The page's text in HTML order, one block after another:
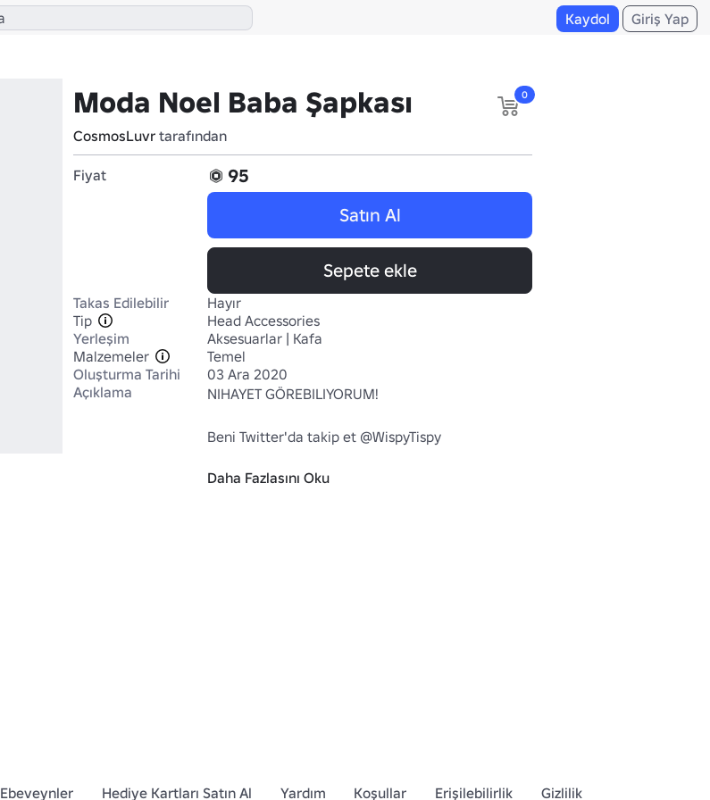
Kaydol Giriş Yap
Moda Noel Baba Şapkası
CosmosLuvr tarafından
0
Fiyat
95
Satın Al
Sepete ekle
Takas Edilebilir
Hayır
Tip
Head Accessories
Yerleşim
Aksesuarlar | Kafa
Malzemeler
Temel
Oluşturma Tarihi
03 Ara 2020
Açıklama
NIHAYET GÖREBILIYORUM!
Beni Twitter'da takip et @WispyTispy
Daha Fazlasını Oku
Ebeveynler Hediye Kartları Satın Al Yardım Koşullar Erişilebilirlik Gizlilik